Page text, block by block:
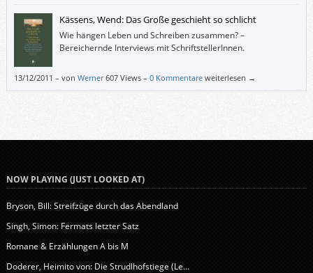
Kässens, Wend: Das Große geschieht so schlicht
Wie hängen Leben und Schreiben zusammen? –
Bereichernde Interviews mit SchriftstellerInnen.
13/12/2011 – von Werner 607 Views – 0 Kommentare weiterlesen →
NOW PLAYING (JUST LOOKED AT)
Bryson, Bill: Streifzüge durch das Abendland
Singh, Simon: Fermats letzter Satz
Romane & Erzählungen A bis M
Doderer, Heimito von: Die Strudlhofstiege (Le...